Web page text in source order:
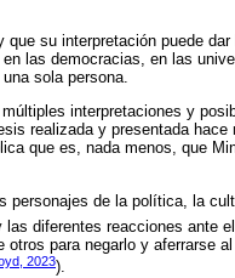
su interpretación puede
las democracias, en las
sola persona.
interpretaciones y
realizada y presentada hace
que es, nada menos, que
de la política, la
diferentes reacciones ante
para negarlo y aferrarse
2023).